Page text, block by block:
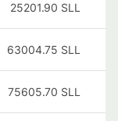
25201.90 SLL
63004.75 SLL
75605.70 SLL